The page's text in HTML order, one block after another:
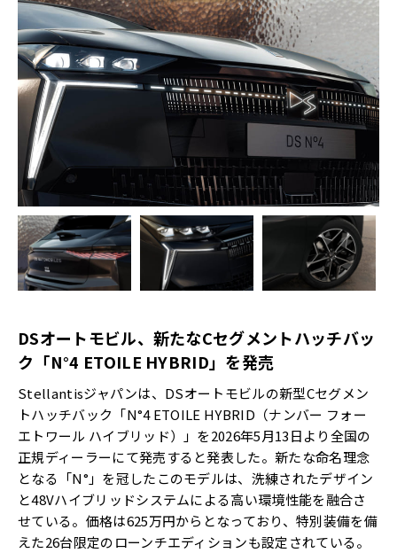
DSオートモビル、新たなCセグメントハッチバッ
ク「N°4 ETOILE HYBRID」を発売
Stellantisジャパンは、DSオートモビルの新型Cセグメン
トハッチバック「N°4 ETOILE HYBRID（ナンバー フォー
エトワール ハイブリッド）」を2026年5月13日より全国の
正規ディーラーにて発売すると発表した。新たな命名理念
となる「N°」を冠したこのモデルは、洗練されたデザイン
と48Vハイブリッドシステムによる高い環境性能を融合さ
せている。価格は625万円からとなっており、特別装備を備
えた26台限定のローンチエディションも設定されている。